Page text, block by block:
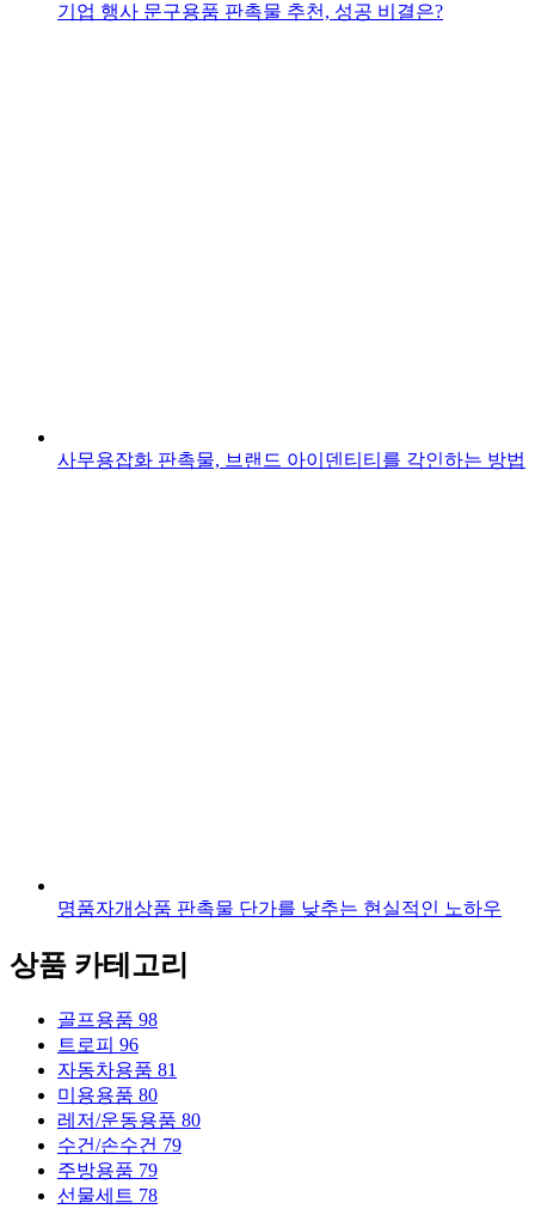
기업 행사 문구용품 판촉물 추천, 성공 비결은?
사무용잡화 판촉물, 브랜드 아이덴티티를 각인하는 방법
명품자개상품 판촉물 단가를 낮추는 현실적인 노하우
상품 카테고리
골프용품 98
트로피 96
자동차용품 81
미용용품 80
레저/운동용품 80
수건/손수건 79
주방용품 79
선물세트 78